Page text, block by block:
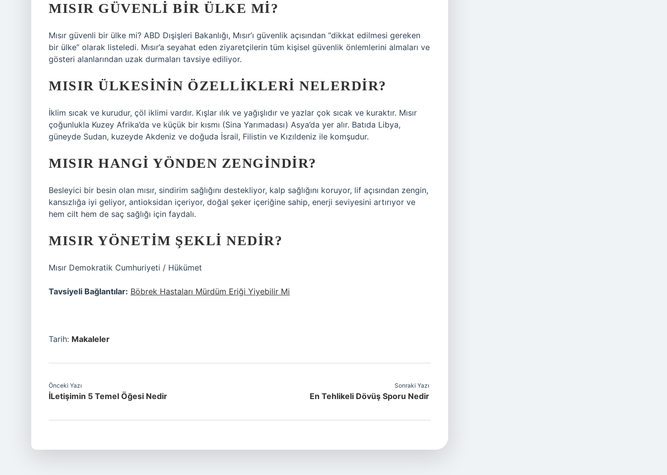
MISIR GÜVENLI BIR ÜLKE MI?
Mısır güvenli bir ülke mi? ABD Dışişleri Bakanlığı, Mısır’ı güvenlik açısından “dikkat edilmesi gereken
bir ülke” olarak listeledi. Mısır’a seyahat eden ziyaretçilerin tüm kişisel güvenlik önlemlerini almaları ve
gösteri alanlarından uzak durmaları tavsiye ediliyor.
MISIR ÜLKESININ ÖZELLIKLERI NELERDIR?
İklim sıcak ve kurudur, çöl iklimi vardır. Kışlar ılık ve yağışlıdır ve yazlar çok sıcak ve kuraktır. Mısır
çoğunlukla Kuzey Afrika’da ve küçük bir kısmı (Sina Yarımadası) Asya’da yer alır. Batıda Libya,
güneyde Sudan, kuzeyde Akdeniz ve doğuda İsrail, Filistin ve Kızıldeniz ile komşudur.
MISIR HANGI YÖNDEN ZENGINDIR?
Besleyici bir besin olan mısır, sindirim sağlığını destekliyor, kalp sağlığını koruyor, lif açısından zengin,
kansızlığa iyi geliyor, antioksidan içeriyor, doğal şeker içeriğine sahip, enerji seviyesini artırıyor ve
hem cilt hem de saç sağlığı için faydalı.
MISIR YÖNETIM ŞEKLI NEDIR?
Mısır Demokratik Cumhuriyeti / Hükümet
Tavsiyeli Bağlantılar: Böbrek Hastaları Mürdüm Eriği Yiyebilir Mi
Tarih: Makaleler
Önceki Yazı
İLetişimin 5 Temel Öğesi Nedir
Sonraki Yazı
En Tehlikeli Dövüş Sporu Nedir